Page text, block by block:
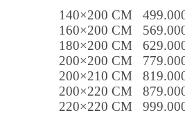
140×200 CM
160×200 CM
180×200 CM
200×200 CM
200×210 CM
200×220 CM
220×220 CM